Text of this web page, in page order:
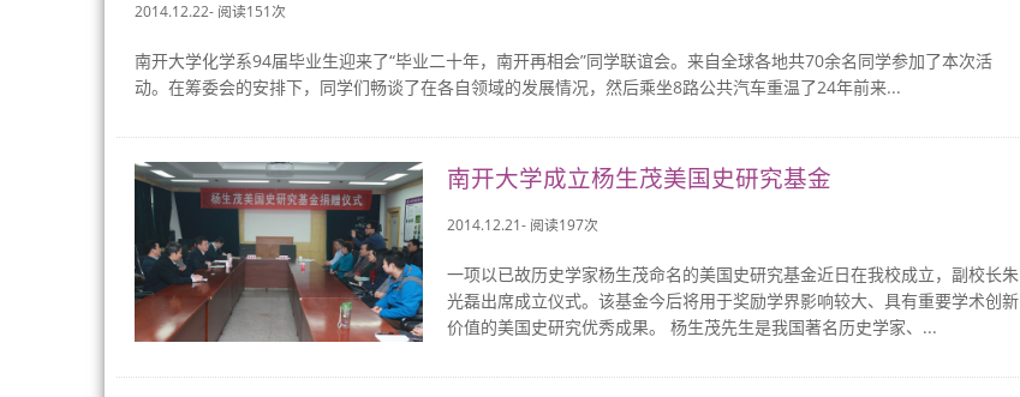
2014.12.22- 阅读151次
南开大学化学系94届毕业生迎来了“毕业二十年，南开再相会”同学联谊会。来自全球各地共70余名同学参加了本次活
动。在筹委会的安排下，同学们畅谈了在各自领域的发展情况，然后乘坐8路公共汽车重温了24年前来...
南开大学成立杨生茂美国史研究基金
2014.12.21- 阅读197次
一项以已故历史学家杨生茂命名的美国史研究基金近日在我校成立，副校长朱
光磊出席成立仪式。该基金今后将用于奖励学界影响较大、具有重要学术创新
价值的美国史研究优秀成果。 杨生茂先生是我国著名历史学家、...